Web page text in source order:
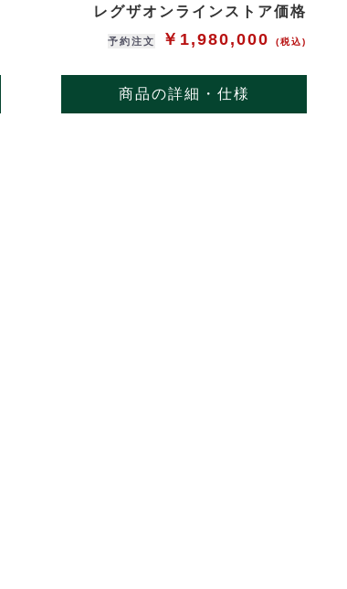
レグザオンラインストア価格
予約注文 ￥1,980,000(税込)
商品の詳細・仕様